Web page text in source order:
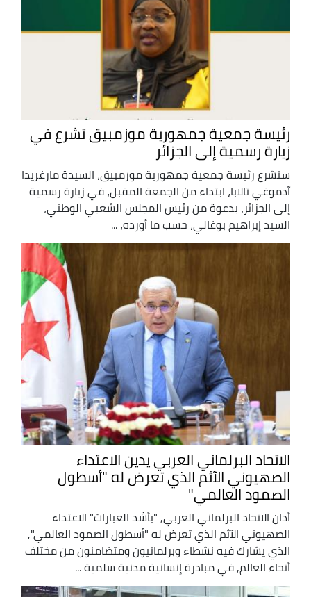
رئيسة جمعية جمهورية موزمبيق تشرع في
زيارة رسمية إلى الجزائر
ستشرع رئيسة جمعية جمهورية موزمبيق، السيدة مارغريدا
آدموغي تالابا، ابتداء من الجمعة المقبل، في زيارة رسمية
إلى الجزائر، بدعوة من رئيس المجلس الشعبي الوطني،
السيد إبراهيم بوغالي، حسب ما أورده، ...
الاتحاد البرلماني العربي يدين الاعتداء
الصهيوني الآثم الذي تعرض له "أسطول
الصمود العالمي"
أدان الاتحاد البرلماني العربي, "بأشد العبارات" الاعتداء
الصهيوني الآثم الذي تعرض له "أسطول الصمود العالمي",
الذي يشارك فيه نشطاء وبرلمانيون ومتضامنون من مختلف
أنحاء العالم, في مبادرة إنسانية مدنية سلمية ...